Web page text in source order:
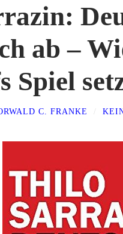
ab –
Spiel
C. FRANKE